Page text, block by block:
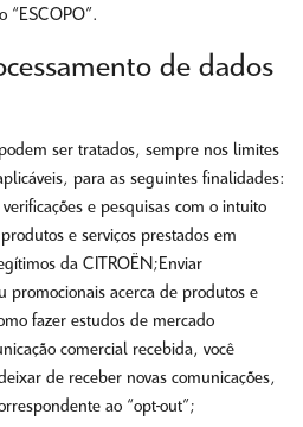
“ESCOPO”.
de dados
ser tratados, sempre nos limites
para as seguintes finalidades:
e pesquisas com o intuito
e serviços prestados em
da CITROËN;Enviar
promocionais acerca de produtos e
fazer estudos de mercado
comercial recebida, você
de receber novas comunicações,
ao “opt-out”;